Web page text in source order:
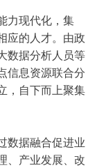
力现代化，集
应的人才。由政
数据分析人员等
信息资源联合分
，自下而上聚集
数据融合促进业
、产业发展、改